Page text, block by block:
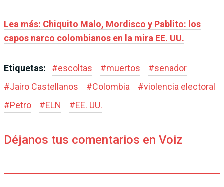
Lea más: Chiquito Malo, Mordisco y Pablito: los
capos narco colombianos en la mira EE. UU.
Etiquetas: #escoltas #muertos #senador
#Jairo Castellanos #Colombia #violencia electoral
#Petro #ELN #EE. UU.
Déjanos tus comentarios en Voiz